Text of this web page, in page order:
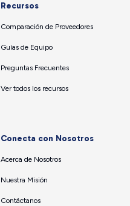
Recursos
Comparación de Proveedores
Guías de Equipo
Preguntas Frecuentes
Ver todos los recursos
Conecta con Nosotros
Acerca de Nosotros
Nuestra Misión
Contáctanos